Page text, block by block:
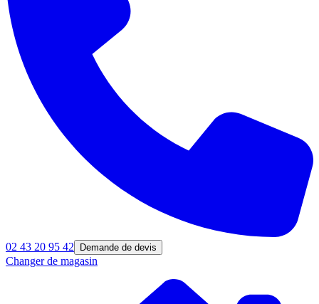
02 43 20 95 42 Demande de devis
Changer de magasin